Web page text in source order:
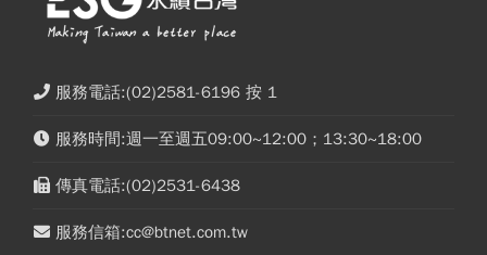
服務電話:(02)2581-6196 按 1
服務時間:週一至週五09:00~12:00；13:30~18:00
傳真電話:(02)2531-6438
服務信箱:cc@btnet.com.tw